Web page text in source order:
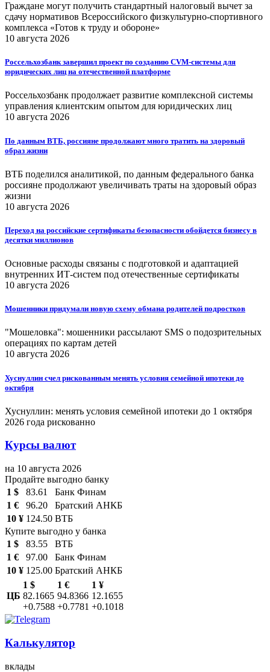
Граждане могут получить стандартный налоговый вычет за
сдачу нормативов Всероссийского физкультурно-спортивного
комплекса «Готов к труду и обороне»
10 августа 2026
Россельхозбанк завершил проект по созданию CVM-системы для
юридических лиц на отечественной платформе
Россельхозбанк продолжает развитие комплексной системы
управления клиентским опытом для юридических лиц
10 августа 2026
По данным ВТБ, россияне продолжают много тратить на здоровый
образ жизни
ВТБ поделился аналитикой, по данным федерального банка
россияне продолжают увеличивать траты на здоровый образ
жизни
10 августа 2026
Переход на российские сертификаты безопасности обойдется бизнесу в
десятки миллионов
Основные расходы связаны с подготовкой и адаптацией
внутренних ИТ-систем под отечественные сертификаты
10 августа 2026
Мошенники придумали новую схему обмана родителей подростков
"Мошеловка": мошенники рассылают SMS о подозрительных
операциях по картам детей
10 августа 2026
Хуснуллин счел рискованным менять условия семейной ипотеки до
октября
Хуснуллин: менять условия семейной ипотеки до 1 октября
2026 года рискованно
Курсы валют
на 10 августа 2026
Продайте выгодно банку
1 $
83.61
Банк Финам
1 €
96.20
Братский АНКБ
10 ¥ 124.50 ВТБ
Купите выгодно у банка
1 $
83.55
ВТБ
1 €
97.00
Банк Финам
10 ¥ 125.00 Братский АНКБ
ЦБ
1 $
82.1665
+0.7588
1 €
94.8366
+0.7781
1 ¥
12.1655
+0.1018
Калькулятор
вклады